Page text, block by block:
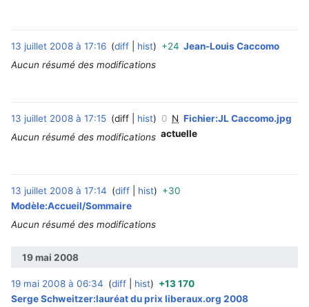
13 juillet 2008 à 17:16 diff hist +24 Jean-Louis Caccomo
Aucun résumé des modifications
13 juillet 2008 à 17:15 diff hist 0 N Fichier:JL Caccomo.jpg
Aucun résumé des modifications actuelle
13 juillet 2008 à 17:14 diff hist +30
Modèle:Accueil/Sommaire
Aucun résumé des modifications
19 mai 2008
19 mai 2008 à 06:34 diff hist +13 170
Serge Schweitzer:lauréat du prix liberaux.org 2008